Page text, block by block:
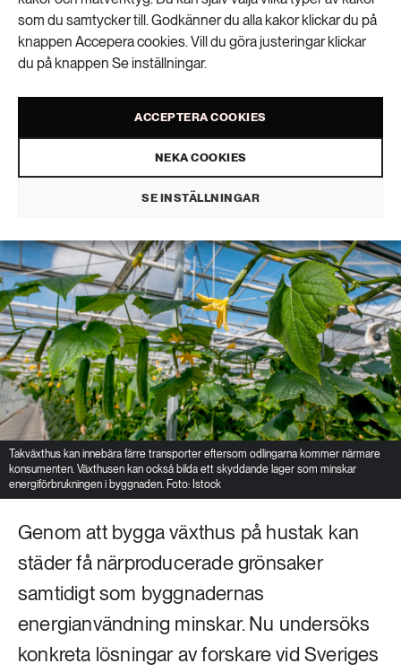
som du samtycker till. Godkänner du alla kakor klickar du på
knappen Accepera cookies. Vill du göra justeringar klickar
du på knappen Se inställningar.
ACCEPTERA COOKIES
NEKA COOKIES
SE INSTÄLLNINGAR
tak kan bli framtidens
växthus
MAT & JORDBRUK
Takväxthus kan innebära färre transporter eftersom odlingarna kommer närmare
konsumenten. Växthusen kan också bilda ett skyddande lager som minskar
energiförbrukningen i byggnaden. Foto: Istock
Genom att bygga växthus på hustak kan
städer få närproducerade grönsaker
samtidigt som byggnadernas
energianvändning minskar. Nu undersöks
konkreta lösningar av forskare vid Sveriges